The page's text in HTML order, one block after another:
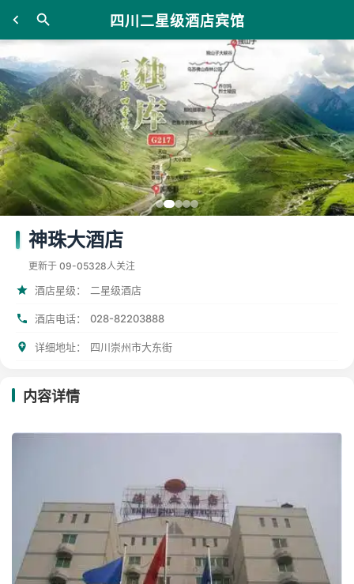
四川二星级酒店宾馆
神珠大酒店
更新于 09-05328人关注
酒店星级： 二星级酒店
酒店电话： 028-82203888
详细地址： 四川崇州市大东街
内容详情